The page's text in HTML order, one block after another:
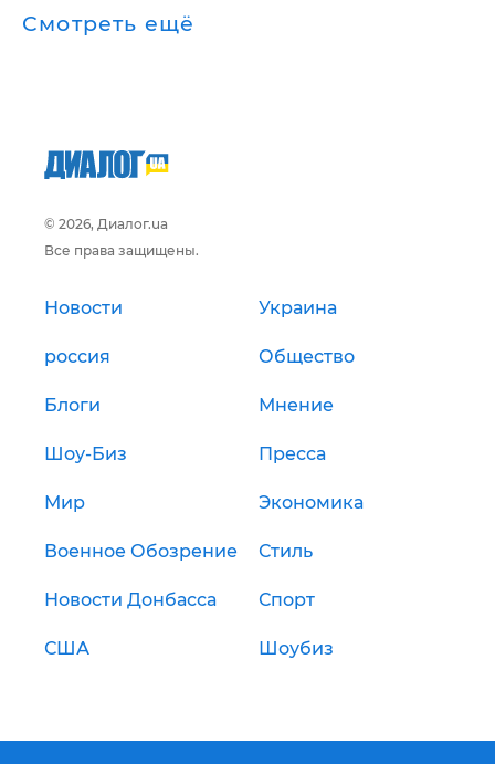
Смотреть ещё
© 2026, Диалог.ua
Все права защищены.
Новости Украина
россия Общество
Блоги Мнение
Шоу-Биз Пресса
Мир Экономика
Военное Обозрение Стиль
Новости Донбасса Спорт
США Шоубиз